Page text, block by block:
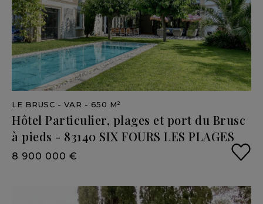
LE BRUSC - VAR - 650 M²
Hôtel Particulier, plages et port du Brusc
à pieds - 83140 SIX FOURS LES PLAGES
8 900 000 €